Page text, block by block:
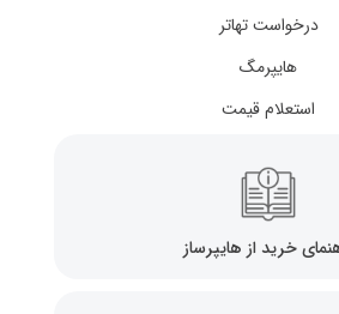
درخواست تهاتر
هایپرمگ
استعلام قیمت
خرید از هایپرساز